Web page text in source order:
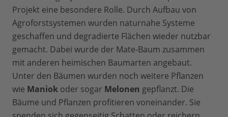
Projekt eine besondere Rolle. Durch Aufbau von
Agroforstsystemen wurden naturnahe Systeme
geschaffen und degradierte Flächen wieder nutzbar
gemacht. Dabei wurde der Mate-Baum zusammen
mit anderen heimischen Baumarten angebaut.
Unter den Bäumen wurden noch weitere Pflanzen
wie Maniok oder sogar Melonen gepflanzt. Die
Bäume und Pflanzen profitieren voneinander. Sie